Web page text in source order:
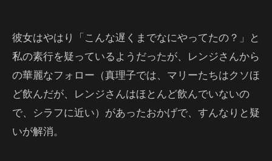
彼女はやはり「こんな遅くまでなにやってたの？」と
私の素行を疑っているようだったが、レンジさんから
の華麗なフォロー（真理子では、マリーたちはクソほ
ど飲んだが、レンジさんはほとんど飲んでいないの
で、シラフに近い）があったおかげで、すんなりと疑
いが解消。